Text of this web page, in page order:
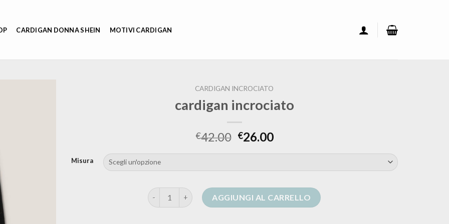
CARDIGAN DONNA SHEIN MOTIVI CARDIGAN
CARDIGAN INCROCIATO
cardigan incrociato
€42.00 €26.00
Misura
cardigan incrociato quantitàAGGIUNGI AL CARRELLO